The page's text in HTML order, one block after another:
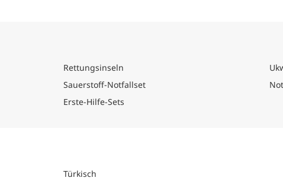
Rettungsinseln
Sauerstoff-Notfallset
Erste-Hilfe-Sets
Türkisch